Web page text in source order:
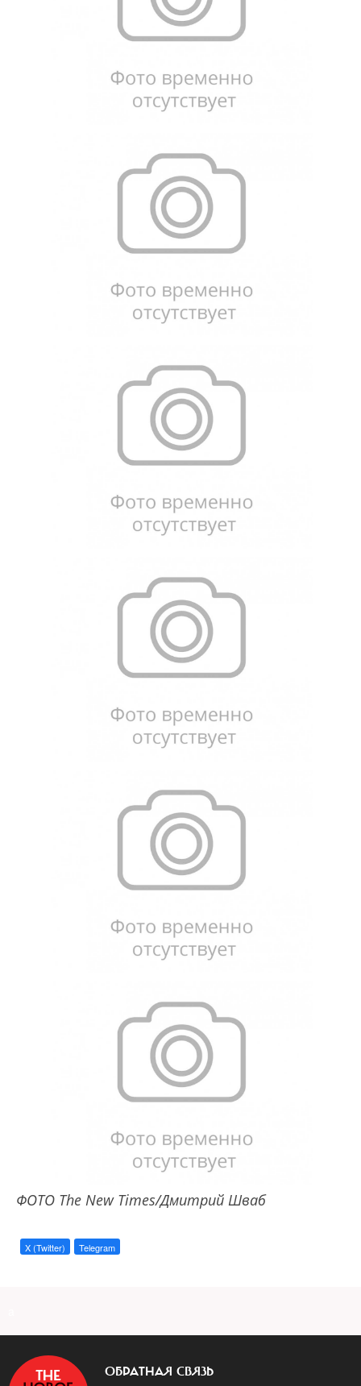
ФОТО The New Times/Дмитрий Шваб
X (Twitter) Telegram
ОБРАТНАЯ СВЯЗЬ